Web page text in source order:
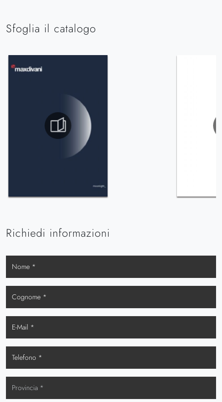
Sfoglia il catalogo
Richiedi informazioni